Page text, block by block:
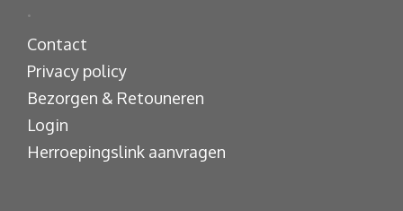
.
Contact
Privacy policy
Bezorgen & Retouneren
Login
Herroepingslink aanvragen